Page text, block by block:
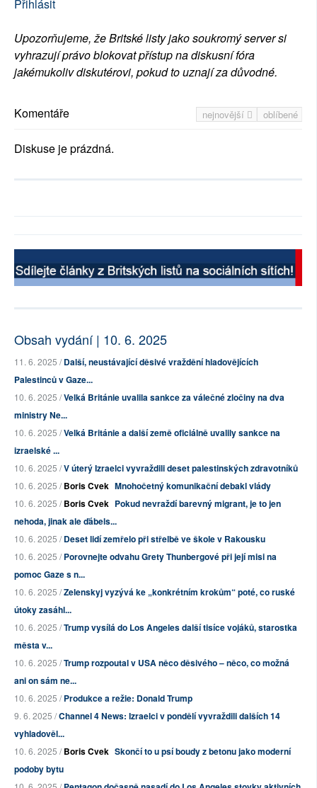
Přihlásit
Upozorňujeme, že Britské listy jako soukromý server si
vyhrazují právo blokovat přístup na diskusní fóra
jakémukoliv diskutérovi, pokud to uznají za důvodné.
nejnovější oblíbené
Komentáře
Diskuse je prázdná.
Obsah vydání | 10. 6. 2025
11. 6. 2025 /Další, neustávající děsivé vraždění hladovějících
Palestinců v Gaze...
10. 6. 2025 /Velká Británie uvalila sankce za válečné zločiny na dva
ministry Ne...
10. 6. 2025 /Velká Británie a další země oficiálně uvalily sankce na
izraelské ...
10. 6. 2025 /V úterý Izraelci vyvraždili deset palestinských zdravotníků
10. 6. 2025 /Boris Cvek Mnohočetný komunikační debakl vlády
10. 6. 2025 /Boris Cvek Pokud nevraždí barevný migrant, je to jen
nehoda, jinak ale ďábels...
10. 6. 2025 /Deset lidí zemřelo při střelbě ve škole v Rakousku
10. 6. 2025 /Porovnejte odvahu Grety Thunbergové při její misi na
pomoc Gaze s n...
10. 6. 2025 /Zelenskyj vyzývá ke „konkrétním krokům“ poté, co ruské
útoky zasáhl...
10. 6. 2025 /Trump vysílá do Los Angeles další tisíce vojáků, starostka
města v...
10. 6. 2025 /Trump rozpoutal v USA něco děsivého – něco, co možná
ani on sám ne...
10. 6. 2025 /Produkce a režie: Donald Trump
9. 6. 2025 /Channel 4 News: Izraelci v pondělí vyvraždili dalších 14
vyhladověl...
10. 6. 2025 /Boris Cvek Skončí to u psí boudy z betonu jako moderní
podoby bytu